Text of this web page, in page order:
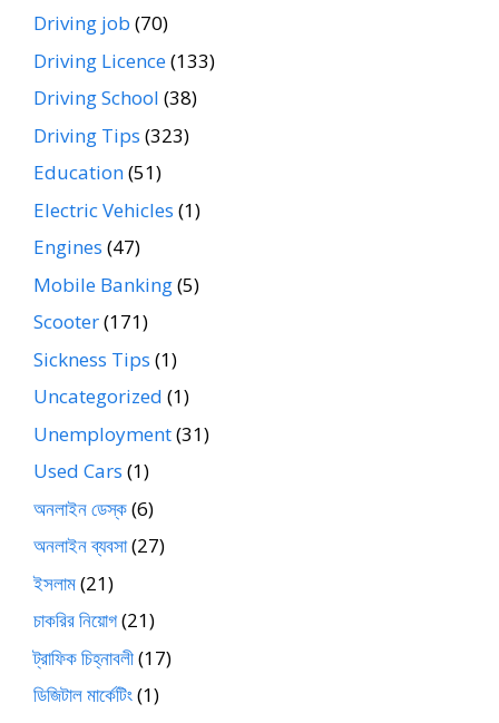
Driving job (70)
Driving Licence(133)
Driving School (38)
Driving Tips (323)
Education(51)
Electric Vehicles (1)
Engines (47)
Mobile Banking(5)
Scooter(171)
Sickness Tips (1)
Uncategorized (1)
Unemployment(31)
Used Cars (1)
অনলাইন ডেস্ক(6)
অনলাইন ব্যবসা(27)
ইসলাম(21)
চাকরির নিয়োগ(21)
ট্রাফিক চিহ্নাবলী(17)
ডিজিটাল মার্কেটিং(1)